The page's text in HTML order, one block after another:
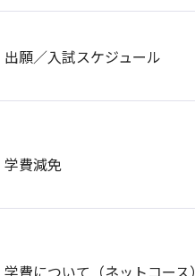
出願／入試スケジュール
学費減免
学費について（ネットコース）